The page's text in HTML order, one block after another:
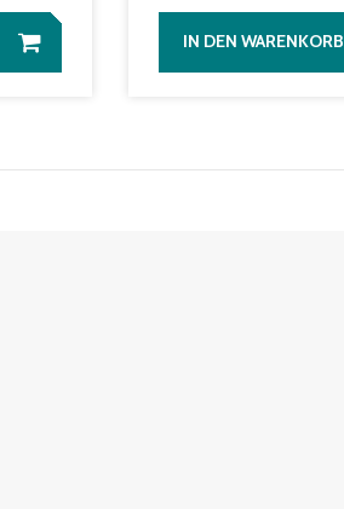
IN DEN WARENKORB